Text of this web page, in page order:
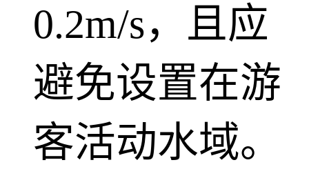
0.2m/s，且应
避免设置在游
客活动水域。